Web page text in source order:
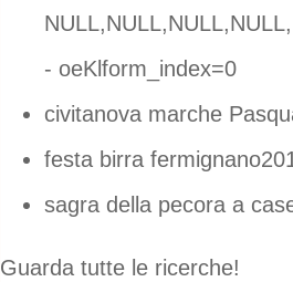
- oeKlform_index=0
civitanova marche
festa birra
sagra della pecora a
Guarda tutte le ricerche!